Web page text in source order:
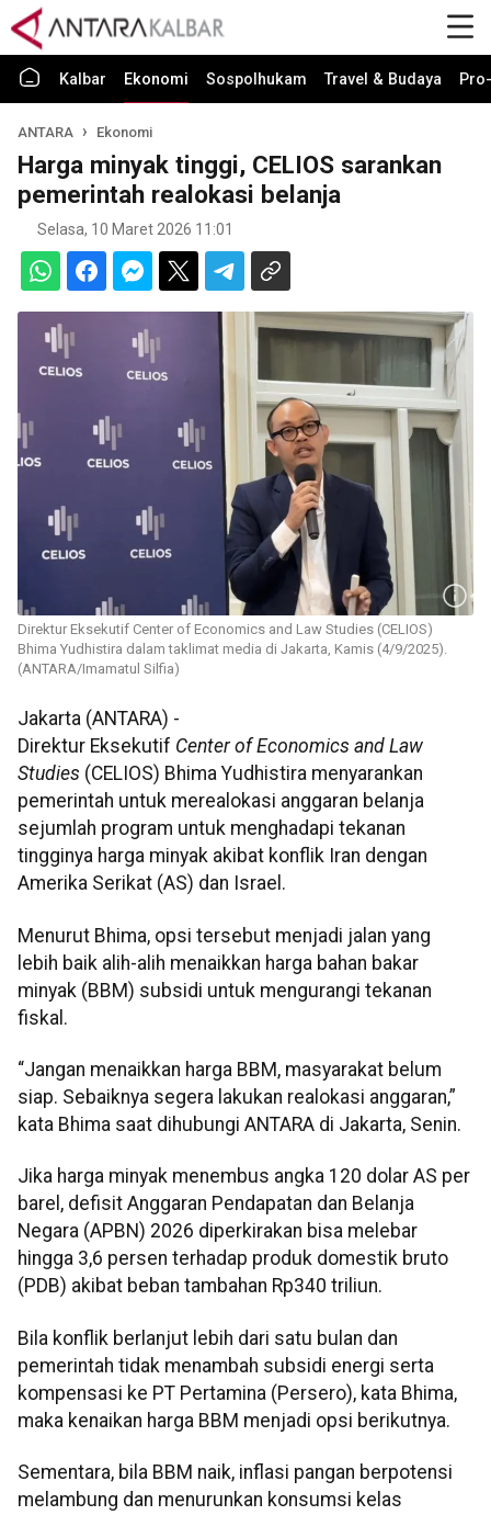
Kalbar Ekonomi Sospolhukam Travel & Budaya
ANTARA Ekonomi
Harga minyak tinggi, CELIOS sarankan
pemerintah realokasi belanja
Selasa, 10 Maret 2026 11:01
Direktur Eksekutif Center of Economics and Law Studies (CELIOS)
Bhima Yudhistira dalam taklimat media di Jakarta, Kamis (4/9/2025).
(ANTARA/Imamatul Silfia)
Jakarta (ANTARA) -
Direktur Eksekutif Center of Economics and Law
Studies (CELIOS) Bhima Yudhistira menyarankan
pemerintah untuk merealokasi anggaran belanja
sejumlah program untuk menghadapi tekanan
tingginya harga minyak akibat konflik Iran dengan
Amerika Serikat (AS) dan Israel.
Menurut Bhima, opsi tersebut menjadi jalan yang
lebih baik alih-alih menaikkan harga bahan bakar
minyak (BBM) subsidi untuk mengurangi tekanan
fiskal.
“Jangan menaikkan harga BBM, masyarakat belum
siap. Sebaiknya segera lakukan realokasi anggaran,”
kata Bhima saat dihubungi ANTARA di Jakarta, Senin.
Jika harga minyak menembus angka 120 dolar AS per
barel, defisit Anggaran Pendapatan dan Belanja
Negara (APBN) 2026 diperkirakan bisa melebar
hingga 3,6 persen terhadap produk domestik bruto
(PDB) akibat beban tambahan Rp340 triliun.
Bila konflik berlanjut lebih dari satu bulan dan
pemerintah tidak menambah subsidi energi serta
kompensasi ke PT Pertamina (Persero), kata Bhima,
maka kenaikan harga BBM menjadi opsi berikutnya.
Sementara, bila BBM naik, inflasi pangan berpotensi
melambung dan menurunkan konsumsi kelas